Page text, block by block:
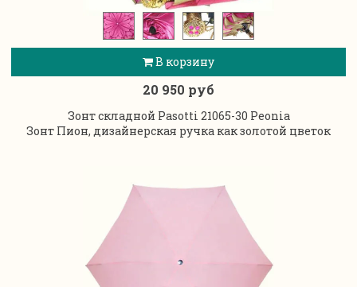
В корзину
20 950 руб
Зонт складной Pasotti 21065-30 Peonia
Зонт Пион, дизайнерская ручка как золотой цветок